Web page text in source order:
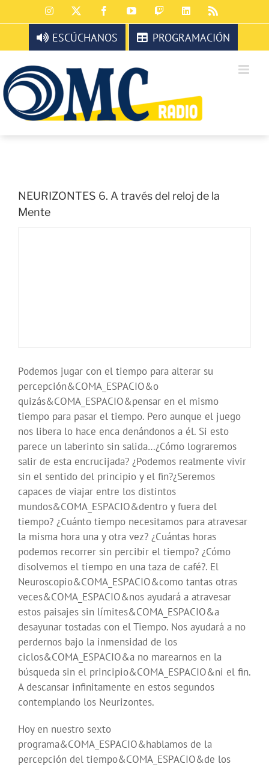
al
contenido
Instagram FacebookYouTubeTwitchLinkedIn
ESCÚCHANOS PROGRAMACIÓN
NEURIZONTES 6. A través del reloj de la
Mente
Podemos jugar con el tiempo para alterar su
percepción&COMA_ESPACIO&o
quizás&COMA_ESPACIO&pensar en el mismo
tiempo para pasar el tiempo. Pero aunque el juego
nos libera lo hace enca denándonos a él. Si esto
parece un laberinto sin salida…¿Cómo lograremos
salir de esta encrucijada? ¿Podemos realmente vivir
sin el sentido del principio y el fin?¿Seremos
capaces de viajar entre los distintos
mundos&COMA_ESPACIO&dentro y fuera del
tiempo? ¿Cuánto tiempo necesitamos para atravesar
la misma hora una y otra vez? ¿Cuántas horas
podemos recorrer sin percibir el tiempo? ¿Cómo
disolvemos el tiempo en una taza de café?. El
Neuroscopio&COMA_ESPACIO&como tantas otras
veces&COMA_ESPACIO&nos ayudará a atravesar
estos paisajes sin límites&COMA_ESPACIO&a
desayunar tostadas con el Tiempo. Nos ayudará a no
perdernos bajo la inmensidad de los
ciclos&COMA_ESPACIO&a no marearnos en la
búsqueda sin el principio&COMA_ESPACIO&ni el fin.
A descansar infinitamente en estos segundos
contemplando los Neurizontes.
Hoy en nuestro sexto
programa&COMA_ESPACIO&hablamos de la
percepción del tiempo&COMA_ESPACIO&de los